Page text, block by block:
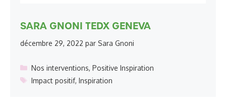
SARA GNONI TEDX GENEVA
décembre 29, 2022 par Sara Gnoni
Catégories
Nos interventions,Positive Inspiration
Étiquettes
Impact positif,Inspiration